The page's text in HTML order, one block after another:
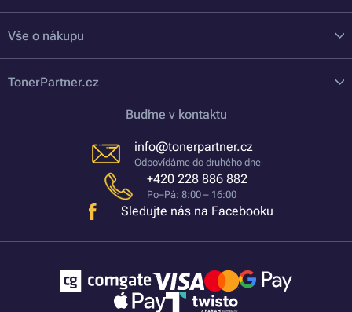
Vše o nákupu
TonerPartner.cz
Buďme v kontaktu
info@tonerpartner.cz
Odpovídáme do druhého dne
+420 228 886 882
Po–Pá: 8:00 – 16:00
Sledujte nás na Facebooku